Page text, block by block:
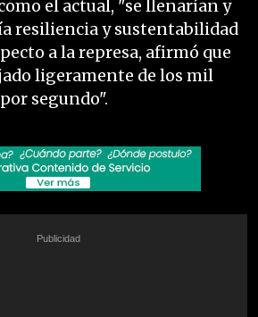
el actual, "se llenarían y
resiliencia y sustentabilidad
a la represa, afirmó que
ligeramente de los mil
segundo".